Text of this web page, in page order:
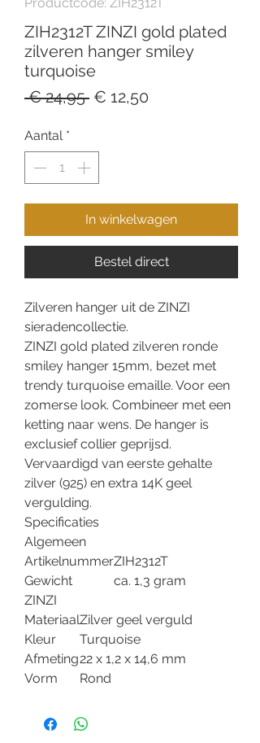
Productcode: ZIH2312T
ZIH2312T ZINZI gold plated
zilveren hanger smiley
turquoise
€ 24,95 Normale
€ 12,50
Aantal *
In winkelwagen
Bestel direct
Zilveren hanger uit de ZINZI
sieradencollectie.
ZINZI gold plated zilveren ronde
smiley hanger 15mm, bezet met
trendy turquoise emaille. Voor een
zomerse look. Combineer met een
ketting naar wens. De hanger is
exclusief collier geprijsd.
Vervaardigd van eerste gehalte
zilver (925) en extra 14K geel
vergulding.
Specificaties
Algemeen
ArtikelnummerZIH2312T
Gewicht
ca. 1,3 gram
ZINZI
MateriaalZilver geel verguld
Kleur
Turquoise
Afmeting22 x 1,2 x 14,6 mm
Vorm
Rond